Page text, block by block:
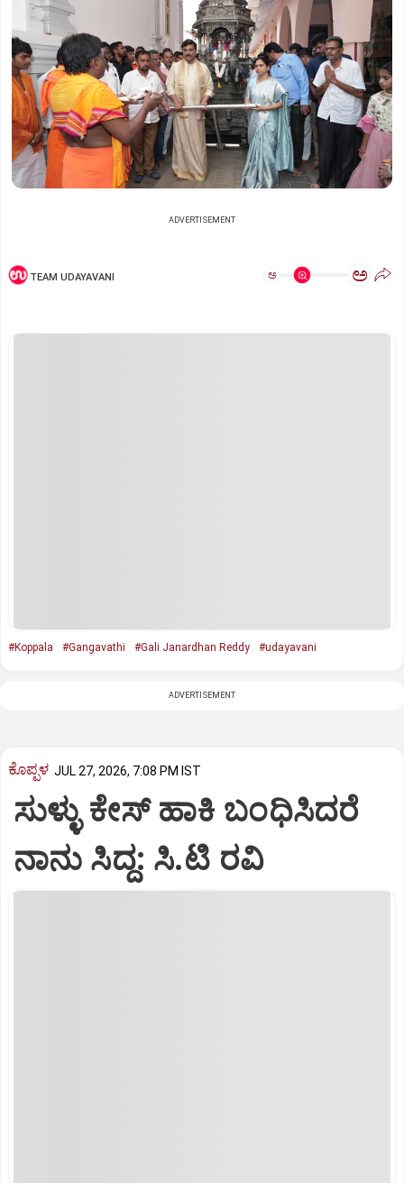
ADVERTISEMENT
TEAM UDAYAVANI ಅ ಅ
#Koppala #Gangavathi #Gali Janardhan Reddy #udayavani
ADVERTISEMENT
ಕೊಪ್ಪಳ JUL 27, 2026, 7:08 PM IST
ಸುಳ್ಳು ಕೇಸ್ ಹಾಕಿ ಬಂಧಿಸಿದರೆ
ನಾನು ಸಿದ್ದ: ಸಿ.ಟಿ ರವಿ